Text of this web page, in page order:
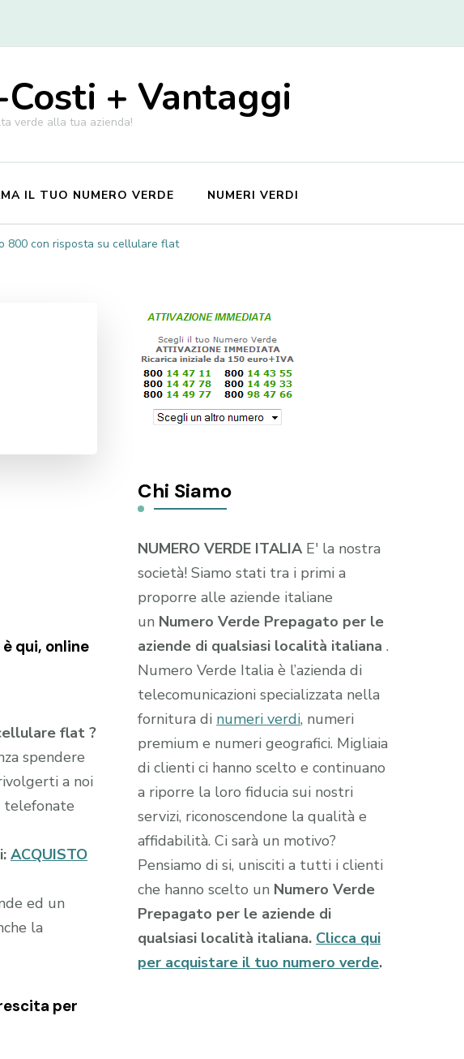
+ Vantaggi
verde alla tua azienda!
IL TUO NUMERO VERDE NUMERI VERDI
800 con risposta su cellulare flat
qui, online
flat ?
spendere
a noi
telefonate
ACQUISTO
ed un
la
per
Chi Siamo
NUMERO VERDE ITALIAE' la nostra
società! Siamo stati tra i primi a
proporre alle aziende italiane
un Numero Verde Prepagato per le
aziende di qualsiasi località italiana.
Numero Verde Italia è l’azienda di
telecomunicazioni specializzata nella
fornitura di numeri verdi, numeri
premium e numeri geografici. Migliaia
di clienti ci hanno scelto e continuano
a riporre la loro fiducia sui nostri
servizi, riconoscendone la qualità e
affidabilità. Ci sarà un motivo?
Pensiamo di si, unisciti a tutti i clienti
che hanno scelto un Numero Verde
Prepagato per le aziende di
qualsiasi località italiana. Clicca qui
per acquistare il tuo numero verde.